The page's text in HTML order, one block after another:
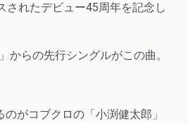
されたデビュー45周年を記念し
からの先行シングルがこの曲。
がコブクロの「小渕健太郎」